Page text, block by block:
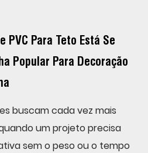
PVC Para Teto Está Se
Popular Para Decoração
buscam cada vez mais
um projeto precisa
sem o peso ou o tempo